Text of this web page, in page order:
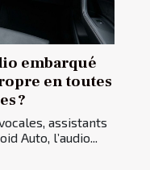
embarqué
en toutes
?
assistants
Auto, l’audio...